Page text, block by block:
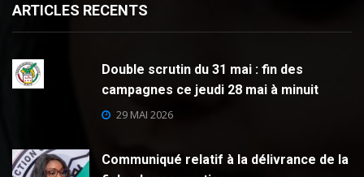
ARTICLES RECENTS
Double scrutin du 31 mai : fin des
campagnes ce jeudi 28 mai à minuit
29 MAI 2026
Communiqué relatif à la délivrance de la